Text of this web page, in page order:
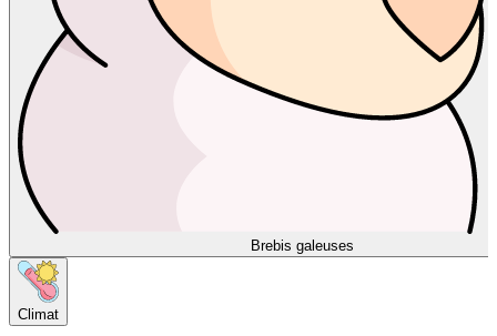
Brebis galeuses
Climat